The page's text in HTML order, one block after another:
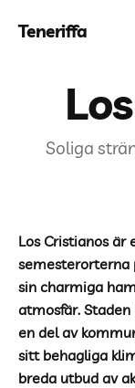
Teneriffa
Soliga
Los Cristianos är
semesterorterna
sin charmiga
atmosfär.
en del av
sitt behagliga
breda utbud av